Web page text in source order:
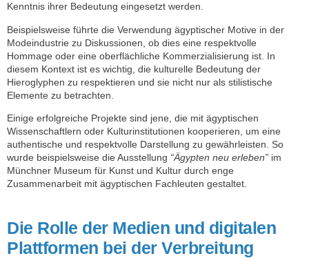
Kenntnis ihrer Bedeutung eingesetzt werden.
Beispielsweise führte die Verwendung ägyptischer Motive in der
Modeindustrie zu Diskussionen, ob dies eine respektvolle
Hommage oder eine oberflächliche Kommerzialisierung ist. In
diesem Kontext ist es wichtig, die kulturelle Bedeutung der
Hieroglyphen zu respektieren und sie nicht nur als stilistische
Elemente zu betrachten.
Einige erfolgreiche Projekte sind jene, die mit ägyptischen
Wissenschaftlern oder Kulturinstitutionen kooperieren, um eine
authentische und respektvolle Darstellung zu gewährleisten. So
wurde beispielsweise die Ausstellung “Ägypten neu erleben” im
Münchner Museum für Kunst und Kultur durch enge
Zusammenarbeit mit ägyptischen Fachleuten gestaltet.
Die Rolle der Medien und digitalen
Plattformen bei der Verbreitung